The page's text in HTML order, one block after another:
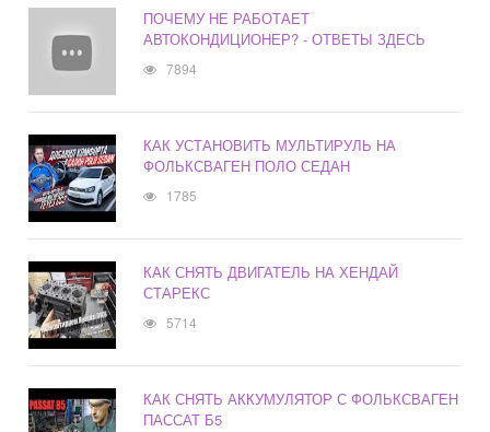
ПОЧЕМУ НЕ РАБОТАЕТ
АВТОКОНДИЦИОНЕР? - ОТВЕТЫ ЗДЕСЬ
7894
КАК УСТАНОВИТЬ МУЛЬТИРУЛЬ НА
ФОЛЬКСВАГЕН ПОЛО СЕДАН
1785
КАК СНЯТЬ ДВИГАТЕЛЬ НА ХЕНДАЙ
СТАРЕКС
5714
КАК СНЯТЬ АККУМУЛЯТОР С ФОЛЬКСВАГЕН
ПАССАТ Б5